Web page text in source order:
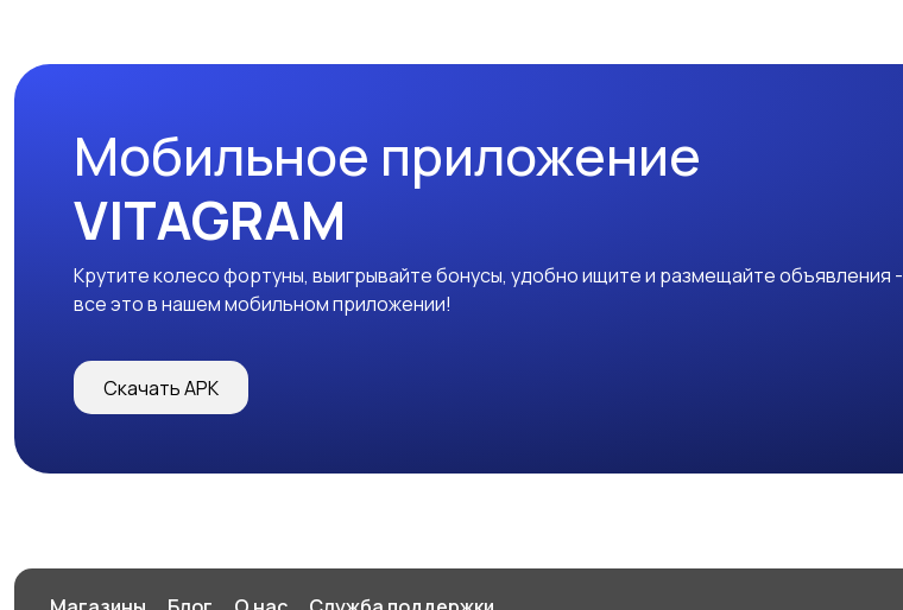
Мобильное приложение
VITAGRAM
Крутите колесо фортуны, выигрывайте бонусы, удобно ищите и размещайте объявления -
все это в нашем мобильном приложении!
Скачать APK